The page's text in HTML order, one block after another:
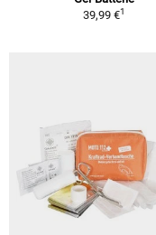
39,99 €1